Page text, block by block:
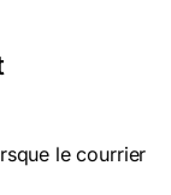
coquine
sympathique
le courrier